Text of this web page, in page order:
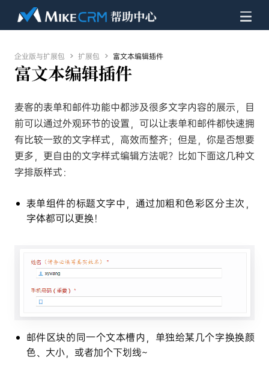
企业版与扩展包  扩展包  富文本编辑插件
富文本编辑插件
麦客的表单和邮件功能中都涉及很多文字内容的展示，目
前可以通过外观环节的设置，可以让表单和邮件都快速拥
有比较一致的文字样式，高效而整齐；但是，你是否想要
更多，更自由的文字样式编辑方法呢？比如下面这几种文
字排版样式：
表单组件的标题文字中，通过加粗和色彩区分主次，
字体都可以更换！
邮件区块的同一个文本槽内，单独给某几个字换换颜
色、大小，或者加个下划线~